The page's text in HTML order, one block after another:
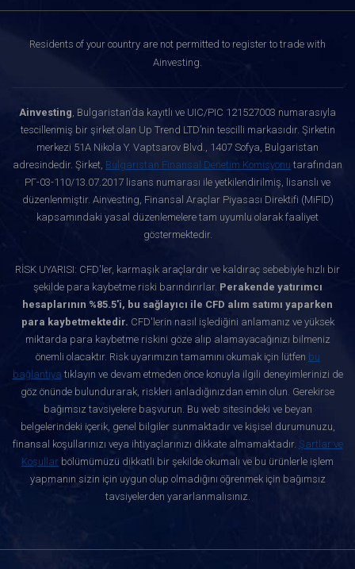
Residents of your country are not permitted to register to trade with
Ainvesting.
Ainvesting, Bulgaristan’da kayıtlı ve UIC/PIC 121527003 numarasıyla
tescillenmiş bir şirket olan Up Trend LTD’nin tescilli markasıdır. Şirketin
merkezi 51A Nikola Y. Vaptsarov Blvd., 1407 Sofya, Bulgaristan
adresindedir. Şirket, Bulgaristan Finansal Denetim Komisyonu tarafından
РГ-03-110/13.07.2017 lisans numarası ile yetkilendirilmiş, lisanslı ve
düzenlenmiştir. Ainvesting, Finansal Araçlar Piyasası Direktifi (MiFID)
kapsamındaki yasal düzenlemelere tam uyumlu olarak faaliyet
göstermektedir.
RİSK UYARISI: CFD'ler, karmaşık araçlardır ve kaldıraç sebebiyle hızlı bir
şekilde para kaybetme riski barındırırlar. Perakende yatırımcı
hesaplarının %85.5'i, bu sağlayıcı ile CFD alım satımı yaparken
para kaybetmektedir. CFD'lerin nasıl işlediğini anlamanız ve yüksek
miktarda para kaybetme riskini göze alıp alamayacağınızı bilmeniz
önemli olacaktır. Risk uyarımızın tamamını okumak için lütfen bu
bağlantıya tıklayın ve devam etmeden önce konuyla ilgili deneyimlerinizi de
göz önünde bulundurarak, riskleri anladığınızdan emin olun. Gerekirse
bağımsız tavsiyelere başvurun. Bu web sitesindeki ve beyan
belgelerindeki içerik, genel bilgiler sunmaktadır ve kişisel durumunuzu,
finansal koşullarınızı veya ihtiyaçlarınızı dikkate almamaktadır. Şartlar ve
Koşullar bölümümüzü dikkatli bir şekilde okumalı ve bu ürünlerle işlem
yapmanın sizin için uygun olup olmadığını öğrenmek için bağımsız
tavsiyelerden yararlanmalısınız.